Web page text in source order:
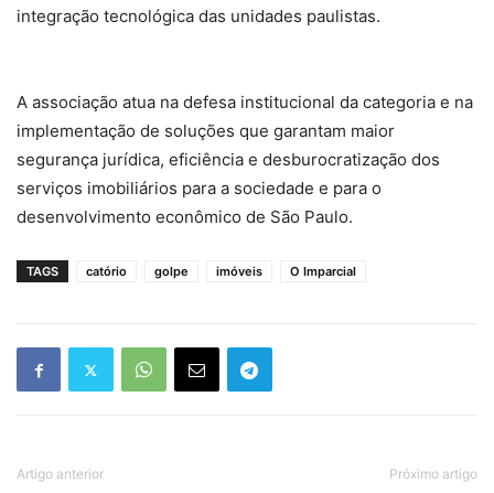
integração tecnológica das unidades paulistas.
A associação atua na defesa institucional da categoria e na
implementação de soluções que garantam maior
segurança jurídica, eficiência e desburocratização dos
serviços imobiliários para a sociedade e para o
desenvolvimento econômico de São Paulo.
TAGS catório golpe imóveis O Imparcial
Artigo anterior Próximo artigo